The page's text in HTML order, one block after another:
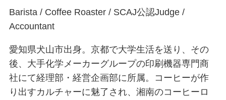
Barista / Coffee Roaster / SCAJ公認Judge /
Accountant
愛知県犬山市出身。京都で大学生活を送り、その
後、大手化学メーカーグループの印刷機器専門商
社にて経理部・経営企画部に所属。コーヒーが作
り出すカルチャーに魅了され、湘南のコーヒーロ